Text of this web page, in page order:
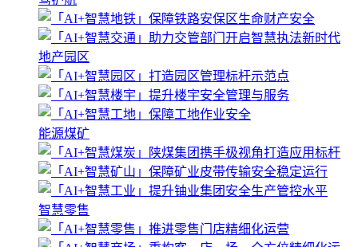
地产园区
能源煤矿
智慧零售